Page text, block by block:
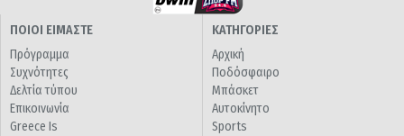
ΠΟΙΟΙ ΕΙΜΑΣΤΕ
Πρόγραμμα
Συχνότητες
Δελτία τύπου
Επικοινωνία
Greece Is
ΚΑΤΗΓΟΡΙΕΣ
Αρχική
Ποδόσφαιρο
Μπάσκετ
Αυτοκίνητο
Sports